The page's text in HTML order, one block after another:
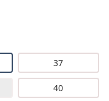
37
40